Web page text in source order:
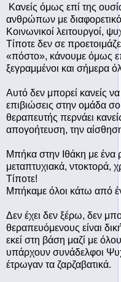
Κανείς όμως επί της
ανθρώπων με
Κοινωνικοί λειτουργοί,
Τίποτε δεν σε
«πόστο», κάνουμε όμως επί
ξεγραμμένοι και σήμερα
Αυτό δεν μπορεί κανείς
επιβιώσεις στην ομάδα
θεραπευτής περνάει
απογοήτευση, την
Μπήκα στην Ιθάκη με ένα
μεταπτυχιακά, ντοκτορά,
Τίποτε!
Μπήκαμε όλοι κάτω από
Δεν έχει δεν ξέρω, δεν
θεραπευόμενους είναι
εκεί στη βάση μαζί με
υπάρχουν συνάδελφοι
έτρωγαν τα ζαρζαβατικά.